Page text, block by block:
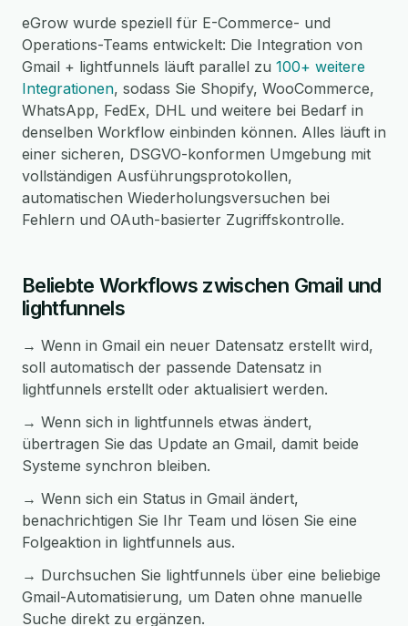
eGrow wurde speziell für E-Commerce- und
Operations-Teams entwickelt: Die Integration von
Gmail + lightfunnels läuft parallel zu 100+ weitere
Integrationen, sodass Sie Shopify, WooCommerce,
WhatsApp, FedEx, DHL und weitere bei Bedarf in
denselben Workflow einbinden können. Alles läuft in
einer sicheren, DSGVO-konformen Umgebung mit
vollständigen Ausführungsprotokollen,
automatischen Wiederholungsversuchen bei
Fehlern und OAuth-basierter Zugriffskontrolle.
Beliebte Workflows zwischen Gmail und
lightfunnels
→ Wenn in Gmail ein neuer Datensatz erstellt wird,
soll automatisch der passende Datensatz in
lightfunnels erstellt oder aktualisiert werden.
→ Wenn sich in lightfunnels etwas ändert,
übertragen Sie das Update an Gmail, damit beide
Systeme synchron bleiben.
→ Wenn sich ein Status in Gmail ändert,
benachrichtigen Sie Ihr Team und lösen Sie eine
Folgeaktion in lightfunnels aus.
→ Durchsuchen Sie lightfunnels über eine beliebige
Gmail-Automatisierung, um Daten ohne manuelle
Suche direkt zu ergänzen.